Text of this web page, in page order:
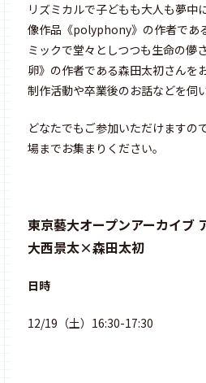
リズミカルで子どもも大人も夢中
像作品《polyphony》の作者であ
ミックで堂々としつつも生命の儚
卵》の作者である森田太初さんを
制作活動や卒業後のお話などを伺い
どなたでもご参加いただけますの
場までお集まりください。
東京藝大オープンアーカイブ
大西景太×森田太初
日時
12/19（土）16:30-17:30